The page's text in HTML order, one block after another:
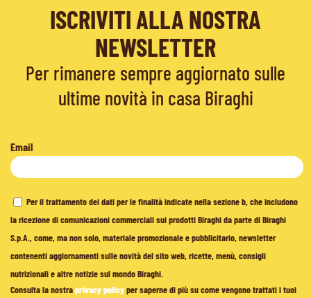
ISCRIVITI ALLA NOSTRA
NEWSLETTER
Per rimanere sempre aggiornato sulle
ultime novità in casa Biraghi
Email
Per il trattamento dei dati per le finalità indicate nella sezione b, che includono
la ricezione di comunicazioni commerciali sui prodotti Biraghi da parte di Biraghi
S.p.A., come, ma non solo, materiale promozionale e pubblicitario, newsletter
contenenti aggiornamenti sulle novità del sito web, ricette, menù, consigli
nutrizionali e altre notizie sul mondo Biraghi.
Consulta la nostraprivacy policyper saperne di più su come vengono trattati i tuoi